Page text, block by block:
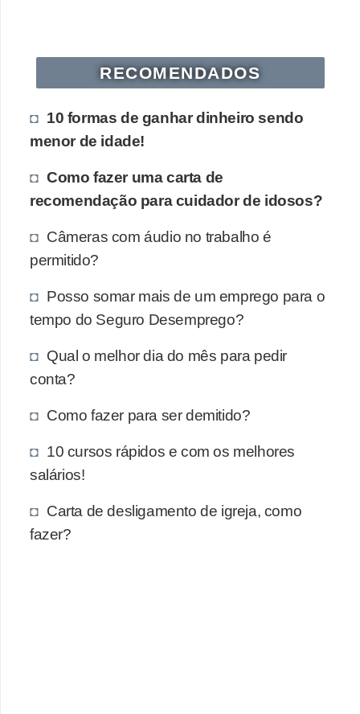
RECOMENDADOS
10 formas de ganhar dinheiro sendo
menor de idade!
Como fazer uma carta de
recomendação para cuidador de idosos?
Câmeras com áudio no trabalho é
permitido?
Posso somar mais de um emprego para o
tempo do Seguro Desemprego?
Qual o melhor dia do mês para pedir
conta?
Como fazer para ser demitido?
10 cursos rápidos e com os melhores
salários!
Carta de desligamento de igreja, como
fazer?
m
p
r
e
n
d
e
o
e
a
ô
n
m